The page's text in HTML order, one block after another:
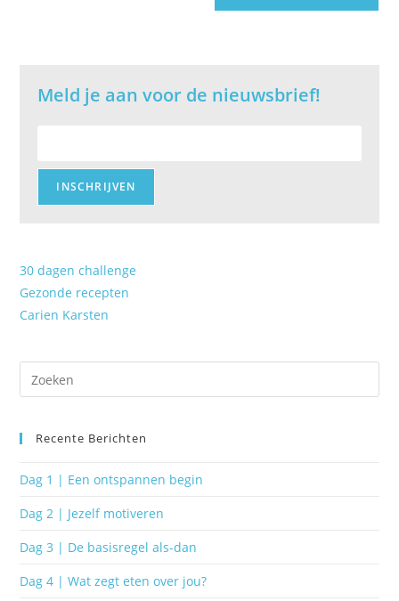
Meld je aan voor de nieuwsbrief!
30 dagen challenge
Gezonde recepten
Carien Karsten
Recente Berichten
Dag 1 | Een ontspannen begin
Dag 2 | Jezelf motiveren
Dag 3 | De basisregel als-dan
Dag 4 | Wat zegt eten over jou?